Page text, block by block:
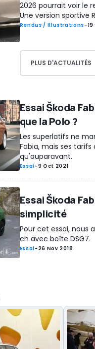
2026 pourrait voir le
Une version sportive
Rendus / Illustrations-
PLUS D'ACTUALITÉS
Essai Škoda
que la Polo ?
Les superlatifs ne
Fabia, mais ses
qu'auparavant.
Essai-9 Oct 2021
Essai Škoda
simplicité
Pour cet essai, nous
ch avec boîte DSG7.
Essai- 26 Nov 2018